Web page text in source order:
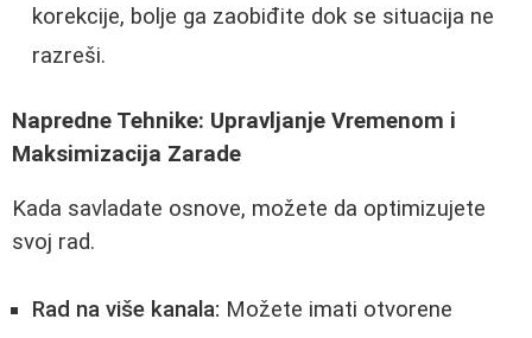
korekcije, bolje ga zaobiđite dok se situacija ne
razreši.
Napredne Tehnike: Upravljanje Vremenom i
Maksimizacija Zarade
Kada savladate osnove, možete da optimizujete
svoj rad.
Rad na više kanala: Možete imati otvorene